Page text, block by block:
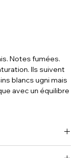
Notes fumées.
Ils suivent
blancs ugni mais
avec un équilibre